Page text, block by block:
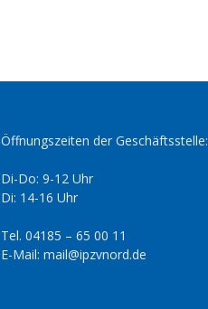
Öffnungszeiten der Geschäftsstelle:
Di-Do: 9-12 Uhr
Di: 14-16 Uhr
Tel. 04185 – 65 00 11
E-Mail: mail@ipzvnord.de